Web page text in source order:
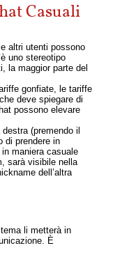
Casuali
altri utenti possono
uno stereotipo
la maggior parte del
gonfiate, le tariffe
deve spiegare di
possono elevare
(premendo il
di prendere in
maniera casuale
sarà visibile nella
dell’altra
li metterà in
È